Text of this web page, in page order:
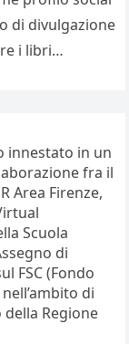
di divulgazione
i libri
innestato in un
fra il
Area Firenze,
Scuola
di
FSC (Fondo
di
Regione